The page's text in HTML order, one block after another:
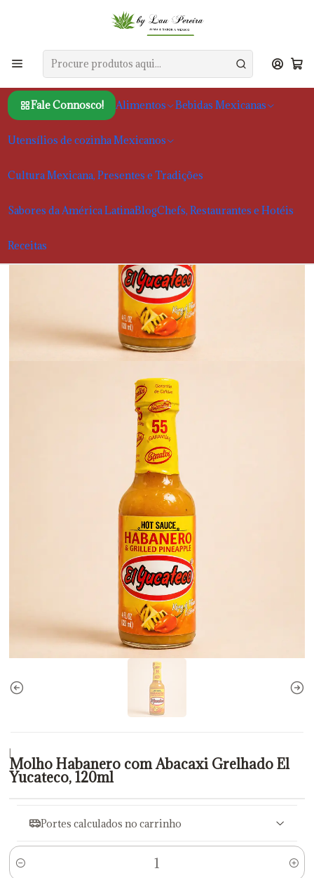
Fale Connosco! Alimentos Bebidas Mexicanas
Utensílios de cozinha Mexicanos
Cultura Mexicana, Presentes e Tradições
Sabores da América LatinaBlogChefs, Restaurantes e Hotéis
Receitas
Alimentos Molhos Mexicanos e Moles
Molho Habanero com Abacaxi Grelhado El Yucateco, 120ml
|
Molho Habanero com Abacaxi Grelhado El
Yucateco, 120ml
Portes calculados no carrinho
Quantidade